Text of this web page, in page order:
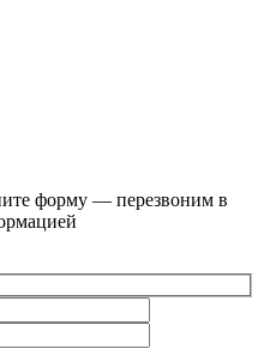
форму — перезвоним в